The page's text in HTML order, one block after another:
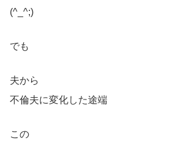
(^_^;)
でも
夫から
不倫夫に変化した途端
この